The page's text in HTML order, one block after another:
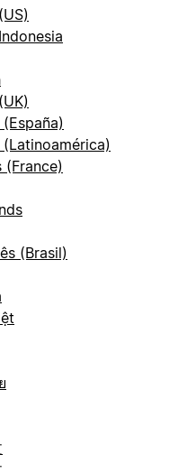
(Latinoamérica)
(France)
(Brasil)